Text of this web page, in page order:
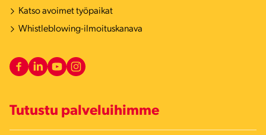
Katso avoimet työpaikat
Whistleblowing-ilmoituskanava
Tutustu palveluihimme